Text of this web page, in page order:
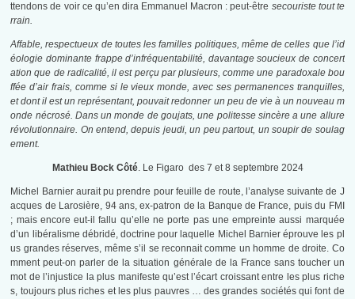
ttendons de voir ce qu’en dira Emmanuel Macron : peut-être secouriste tout te
rrain.
Affable, respectueux de toutes les familles politiques, même de celles que l’id
éologie dominante frappe d’infréquentabilité, davantage soucieux de concert
ation que de radicalité, il est perçu par plusieurs, comme une paradoxale bou
ffée d’air frais, comme si le vieux monde, avec ses permanences tranquilles,
et dont il est un représentant, pouvait redonner un peu de vie à un nouveau m
onde nécrosé. Dans un monde de goujats, une politesse sincère a une allure
révolutionnaire. On entend, depuis jeudi, un peu partout, un soupir de soulag
ement.
Mathieu Bock Côté. Le Figaro des 7 et 8 septembre 2024
Michel Barnier aurait pu prendre pour feuille de route, l’analyse suivante de J
acques de Larosière, 94 ans, ex-patron de la Banque de France, puis du FMI
; mais encore eut-il fallu qu’elle ne porte pas une empreinte aussi marquée
d’un libéralisme débridé, doctrine pour laquelle Michel Barnier éprouve les pl
us grandes réserves, même s’il se reconnait comme un homme de droite. Co
mment peut-on parler de la situation générale de la France sans toucher un
mot de l’injustice la plus manifeste qu’est l’écart croissant entre les plus riche
s, toujours plus riches et les plus pauvres … des grandes sociétés qui font de